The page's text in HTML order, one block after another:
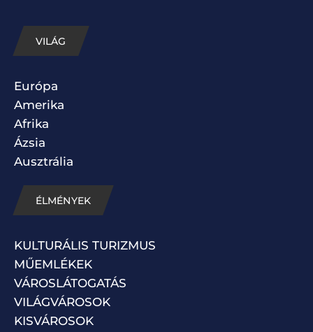
VILÁG
Európa
Amerika
Afrika
Ázsia
Ausztrália
ÉLMÉNYEK
KULTURÁLIS TURIZMUS
MŰEMLÉKEK
VÁROSLÁTOGATÁS
VILÁGVÁROSOK
KISVÁROSOK